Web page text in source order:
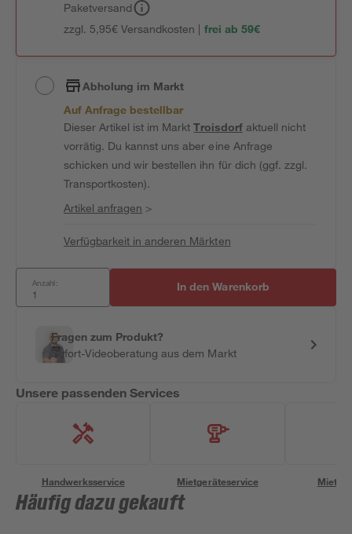
Paketversand
zzgl. 5,95€ Versandkosten | frei ab 59€
Abholung im Markt
Auf Anfrage bestellbar
Dieser Artikel ist im MarktTroisdorfaktuell nicht
vorrätig. Du kannst uns aber eine Anfrage
schicken und wir bestellen ihn für dich (ggf. zzgl.
Transportkosten).
Artikel anfragen >
Verfügbarkeit in anderen Märkten
Anzahl: In den Warenkorb
Fragen zum Produkt?
Sofort-Videoberatung aus dem Markt
Unsere passenden Services
Handwerksservice Mietgeräteservice
Häufig dazu gekauft